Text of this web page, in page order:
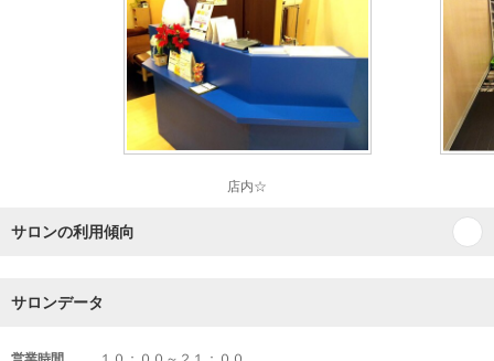
店内☆
サロンの利用傾向
サロンデータ